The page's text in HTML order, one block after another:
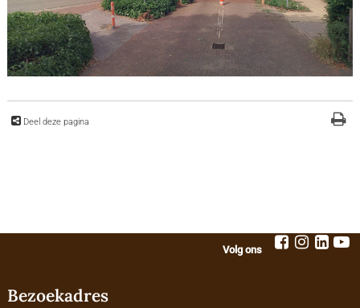
Deel deze pagina
Volg ons
Bezoekadres